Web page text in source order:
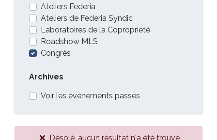
Désolé, aucun résultat n'a été trouvé
Ateliers Federia
Ateliers de Federia Syndic
Laboratoires de la Copropriété
Roadshow MLS
Congrès
Archives
Voir les évènements passès